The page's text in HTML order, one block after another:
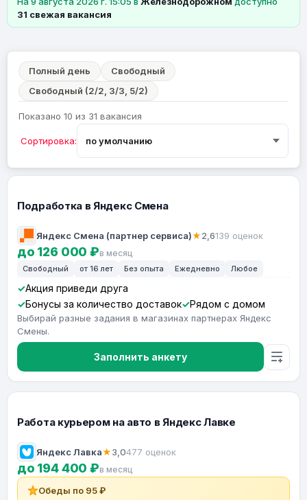
31 свежая вакансия
Полный день
Свободный
Свободный (2/2, 3/3, 5/2)
Показано 10 из 31 вакансия
Сортировка:
Подработка в Яндекс Смена
Яндекс Смена (партнер сервиса)★2,6139 оценок
до 126 000 ₽в месяц
Свободный от 16 лет Без опыта Ежедневно Любое
Акция приведи друга
Бонусы за количество доставок
Рядом с домом
Выбирай разные задания в магазинах партнерах Яндекс
Смены.
Заполнить анкету
Работа курьером на авто в Яндекс Лавке
Яндекс Лавка★3,0477 оценок
до 194 400 ₽в месяц
Обеды по 95 ₽